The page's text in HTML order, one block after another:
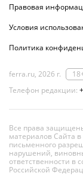
Правовая
Условия
Политика
ferra.ru, 2026 г.
Телефон редакции:
Все права
материалов Сайта
письменного
нарушений,
ответственности в
Российской